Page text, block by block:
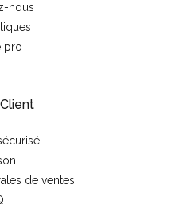
nous
pro
de ventes